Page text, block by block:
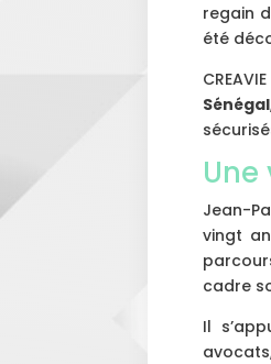
regain
été
Sénégal
Jean-
vingt
cadre
Il